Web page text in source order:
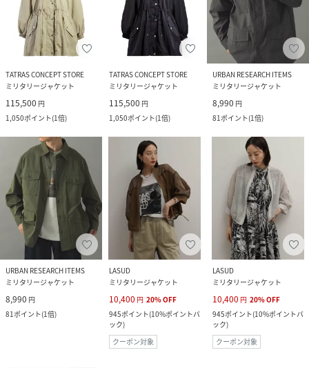
TATRAS CONCEPT STORE
ミリタリージャケット
115,500 円
1,050ポイント(1倍)
TATRAS CONCEPT STORE
ミリタリージャケット
115,500 円
1,050ポイント(1倍)
URBAN RESEARCH ITEMS
ミリタリージャケット
8,990 円
81ポイント(1倍)
URBAN RESEARCH ITEMS
ミリタリージャケット
8,990 円
81ポイント(1倍)
LASUD
ミリタリージャケット
10,400 円 20%OFF
945ポイント(10%ポイントバ
ック)
クーポン対象
LASUD
ミリタリージャケット
10,400 円 20%OFF
945ポイント(10%ポイントバ
ック)
クーポン対象